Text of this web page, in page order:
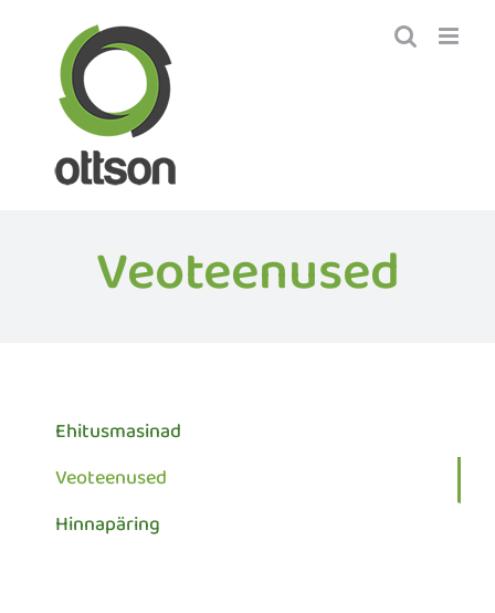
content
Veoteenused
Ehitusmasinad
Veoteenused
Hinnapäring